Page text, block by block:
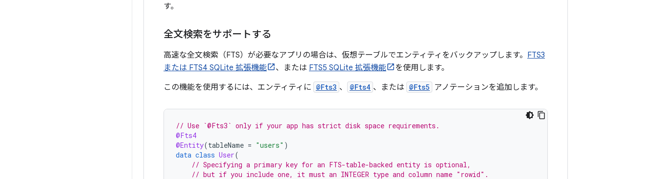
す。
全文検索をサポートする
高速な全文検索（FTS）が必要なアプリの場合は、仮想テーブルでエンティティをバックアップします。 FTS3
または FTS4 SQLite 拡張機能
、または FTS5 SQLite 拡張機能
を使用します。
この機能を使用するには、エンティティに @Fts3 、 @Fts4 、または @Fts5 アノテーションを追加します。
// Use `@Fts3` only if your app has strict disk space requirements.
@Fts4
@Entity(tableName = "users" )
data class User(
// Specifying a primary key for an FTS-table-backed entity is optional,
// but if you include one, it must an INTEGER type and column name "rowid".